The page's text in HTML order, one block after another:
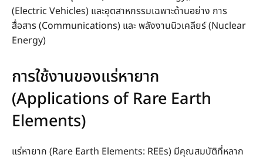
(Electric Vehicles) และอุตสาหกรรมเฉพาะด้านอย่าง การ
สื่อสาร (Communications) และ พลังงานนิวเคลียร์ (Nuclear
Energy)
การใช้งานของแร่หายาก
(Applications of Rare Earth
Elements)
แร่หายาก (Rare Earth Elements: REEs) มีคุณสมบัติที่หลาก